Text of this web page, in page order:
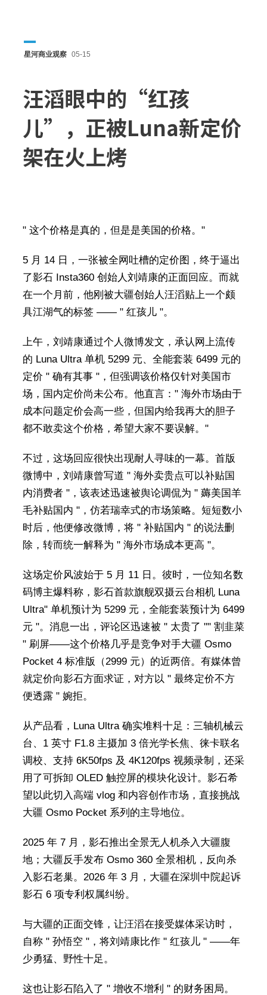
星河商业观察 05-15
汪滔眼中的“红孩
儿”，正被Luna新定价
架在火上烤
" 这个价格是真的，但是是美国的价格。"
5 月 14 日，一张被全网吐槽的定价图，终于逼出
了影石 Insta360 创始人刘靖康的正面回应。而就
在一个月前，他刚被大疆创始人汪滔贴上一个颇
具江湖气的标签 —— " 红孩儿 "。
上午，刘靖康通过个人微博发文，承认网上流传
的 Luna Ultra 单机 5299 元、全能套装 6499 元的
定价 " 确有其事 "，但强调该价格仅针对美国市
场，国内定价尚未公布。他直言：" 海外市场由于
成本问题定价会高一些，但国内给我再大的胆子
都不敢卖这个价格，希望大家不要误解。"
不过，这场回应很快出现耐人寻味的一幕。首版
微博中，刘靖康曾写道 " 海外卖贵点可以补贴国
内消费者 "，该表述迅速被舆论调侃为 " 薅美国羊
毛补贴国内 "，仿若瑞幸式的市场策略。短短数小
时后，他便修改微博，将 " 补贴国内 " 的说法删
除，转而统一解释为 " 海外市场成本更高 "。
这场定价风波始于 5 月 11 日。彼时，一位知名数
码博主爆料称，影石首款旗舰双摄云台相机 Luna
Ultra" 单机预计为 5299 元，全能套装预计为 6499
元 "。消息一出，评论区迅速被 " 太贵了 "" 割韭菜
" 刷屏——这个价格几乎是竞争对手大疆 Osmo
Pocket 4 标准版（2999 元）的近两倍。有媒体曾
就定价向影石方面求证，对方以 " 最终定价不方
便透露 " 婉拒。
从产品看，Luna Ultra 确实堆料十足：三轴机械云
台、1 英寸 F1.8 主摄加 3 倍光学长焦、徕卡联名
调校、支持 6K50fps 及 4K120fps 视频录制，还采
用了可拆卸 OLED 触控屏的模块化设计。影石希
望以此切入高端 vlog 和内容创作市场，直接挑战
大疆 Osmo Pocket 系列的主导地位。
2025 年 7 月，影石推出全景无人机杀入大疆腹
地；大疆反手发布 Osmo 360 全景相机，反向杀
入影石老巢。2026 年 3 月，大疆在深圳中院起诉
影石 6 项专利权属纠纷。
与大疆的正面交锋，让汪滔在接受媒体采访时，
自称 " 孙悟空 "，将刘靖康比作 " 红孩儿 " ——年
少勇猛、野性十足。
这也让影石陷入了 " 增收不增利 " 的财务困局。